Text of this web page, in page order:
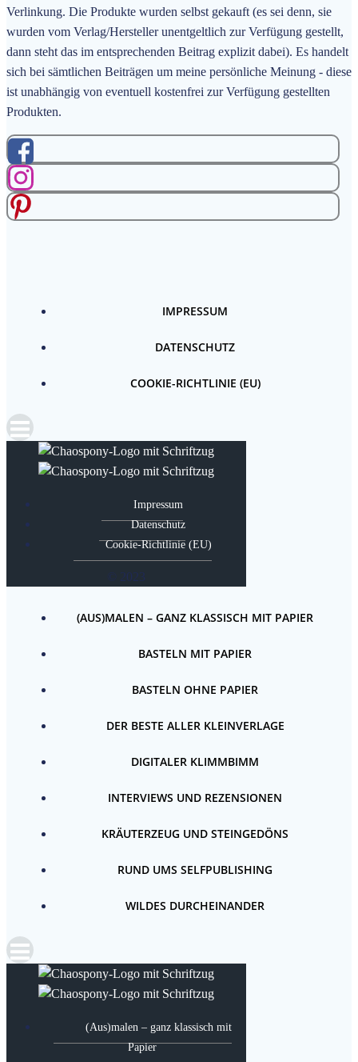
Verlinkung. Die Produkte wurden selbst gekauft (es sei denn, sie
wurden vom Verlag/Hersteller unentgeltlich zur Verfügung gestellt,
dann steht das im entsprechenden Beitrag explizit dabei). Es handelt
sich bei sämtlichen Beiträgen um meine persönliche Meinung - diese
ist unabhängig von eventuell kostenfrei zur Verfügung gestellten
Produkten.
IMPRESSUM
DATENSCHUTZ
COOKIE-RICHTLINIE (EU)
Impressum
Datenschutz
Cookie-Richtlinie (EU)
© 2023
(AUS)MALEN – GANZ KLASSISCH MIT PAPIER
BASTELN MIT PAPIER
BASTELN OHNE PAPIER
DER BESTE ALLER KLEINVERLAGE
DIGITALER KLIMMBIMM
INTERVIEWS UND REZENSIONEN
KRÄUTERZEUG UND STEINGEDÖNS
RUND UMS SELFPUBLISHING
WILDES DURCHEINANDER
(Aus)malen – ganz klassisch mit
Papier